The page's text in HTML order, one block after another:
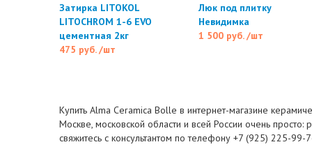
Затирка LITOKOL
LITOCHROM 1-6 EVO
цементная 2кг
475 руб./шт
Люк под плитку
Невидимка
1 500 руб./шт
Купить Alma Ceramica Bolle в интернет-магазине
Москве, московской области и всей России очень
свяжитесь с консультантом по телефону +7 (925) 225-99-